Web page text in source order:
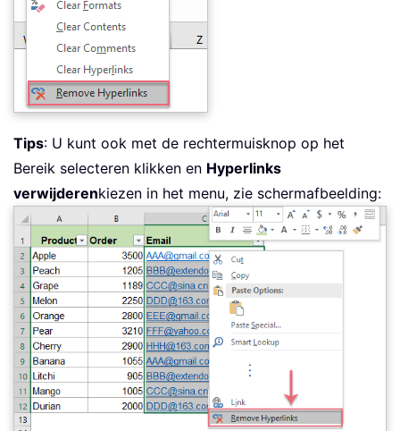
Tips: U kunt ook met de rechtermuisknop op het
Bereik selecteren klikken en Hyperlinks
verwijderenkiezen in het menu, zie schermafbeelding: